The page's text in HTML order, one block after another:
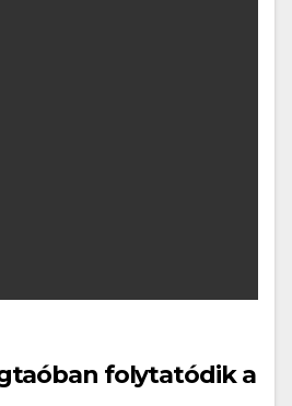
folytatódik a